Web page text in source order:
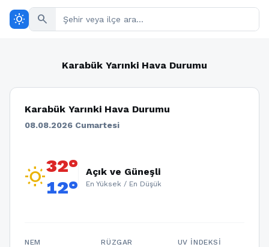
wb_sunny search
Karabük Yarınki Hava Durumu
Karabük Yarınki Hava Durumu
08.08.2026 Cumartesi
wb_sunny32°
12°
Açık ve Güneşli
En Yüksek / En Düşük
NEM RÜZGAR UV İNDEKSI